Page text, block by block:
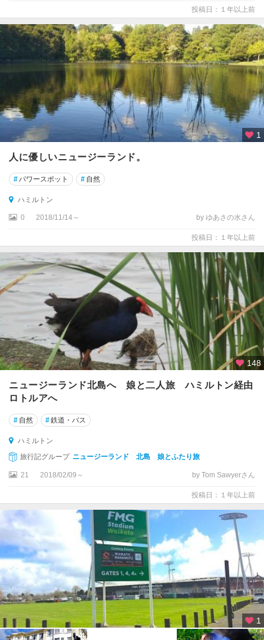
ウ
テ
ル
テ
ン
ガ
ロ
立
公
園
周
辺
ー
プ
リ
マ
ス
ネ
ピ
ア
ネ
ソ
ノ
ス
ラ
ン
ド
ハ
投稿日：１年以上前
1
人に優しいニュージーランド。
#パワースポット # 自然
ハミルトン
0 2018/11/14～ by ゆあさの水さん
投稿日：１年以上前
148
ニュージーランド北島へ 娘と二人旅 ハミルトン経由
ロトルアへ
# 自然 #鉄道・バス
ハミルトン
旅行記グループ ニュージーランド 北島 娘とふたり旅
21 2018/02/09～ by Tom Sawyerさん
投稿日：１年以上前
1